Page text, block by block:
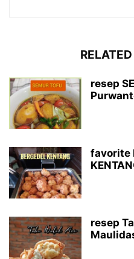
resep
favorite
resep